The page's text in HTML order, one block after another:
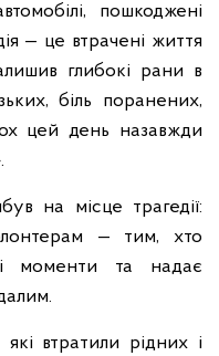
пошкоджені
— це втрачені життя
глибокі рани в
біль поранених,
цей день назавжди
на місце трагедії:
— тим, хто
моменти та надає
втратили рідних і